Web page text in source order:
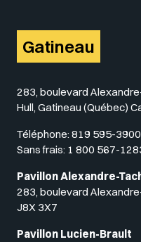
Gatineau
283, boulevard
Hull, Gatineau (Québec)
Téléphone: 819 595-3900
Sans frais: 1 800 567-
Pavillon Alexandre-
283, boulevard
J8X 3X7
Pavillon Lucien-Brault